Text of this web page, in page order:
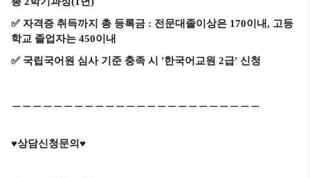
✅ 자격증 취득까지 총 등록금 : 전문대졸이상은 170이내, 고등
학교 졸업자는 450이내
✅ 국립국어원 심사 기준 충족 시 '한국어교원 2급' 신청
♥️상담신청문의♥️